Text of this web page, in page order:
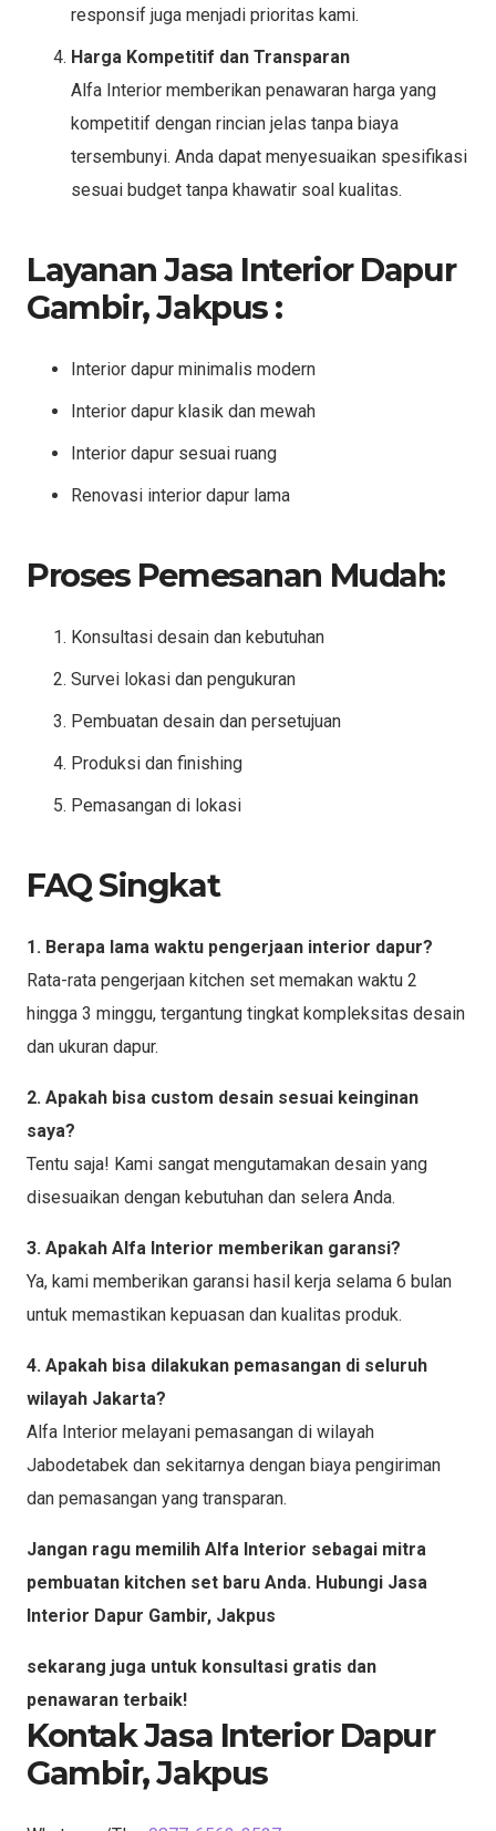
responsif juga menjadi prioritas kami.
Harga Kompetitif dan Transparan
Alfa Interior memberikan penawaran harga yang
kompetitif dengan rincian jelas tanpa biaya
tersembunyi. Anda dapat menyesuaikan spesifikasi
sesuai budget tanpa khawatir soal kualitas.
Layanan Jasa Interior Dapur
Gambir, Jakpus :
Interior dapur minimalis modern
Interior dapur klasik dan mewah
Interior dapur sesuai ruang
Renovasi interior dapur lama
Proses Pemesanan Mudah:
Konsultasi desain dan kebutuhan
Survei lokasi dan pengukuran
Pembuatan desain dan persetujuan
Produksi dan finishing
Pemasangan di lokasi
FAQ Singkat
1. Berapa lama waktu pengerjaan interior dapur?
Rata-rata pengerjaan kitchen set memakan waktu 2
hingga 3 minggu, tergantung tingkat kompleksitas desain
dan ukuran dapur.
2. Apakah bisa custom desain sesuai keinginan
saya?
Tentu saja! Kami sangat mengutamakan desain yang
disesuaikan dengan kebutuhan dan selera Anda.
3. Apakah Alfa Interior memberikan garansi?
Ya, kami memberikan garansi hasil kerja selama 6 bulan
untuk memastikan kepuasan dan kualitas produk.
4. Apakah bisa dilakukan pemasangan di seluruh
wilayah Jakarta?
Alfa Interior melayani pemasangan di wilayah
Jabodetabek dan sekitarnya dengan biaya pengiriman
dan pemasangan yang transparan.
Jangan ragu memilih Alfa Interior sebagai mitra
pembuatan kitchen set baru Anda. Hubungi Jasa
Interior Dapur Gambir, Jakpus
sekarang juga untuk konsultasi gratis dan
penawaran terbaik!
Kontak Jasa Interior Dapur
Gambir, Jakpus